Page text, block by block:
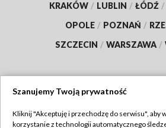
KRAKÓW / LUBLIN / ŁÓDŹ /
OPOLE / POZNAŃ /
SZCZECIN / WARSZAWA /
Szanujemy Twoją prywatność
Kliknij "Akceptuję i przechodzę do serwisu", aby
korzystanie z technologii automatycznego